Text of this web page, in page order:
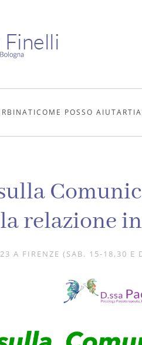
COME POSSO AIUTARTI
relazione
A FIRENZE (SAB. 15-18,30 E